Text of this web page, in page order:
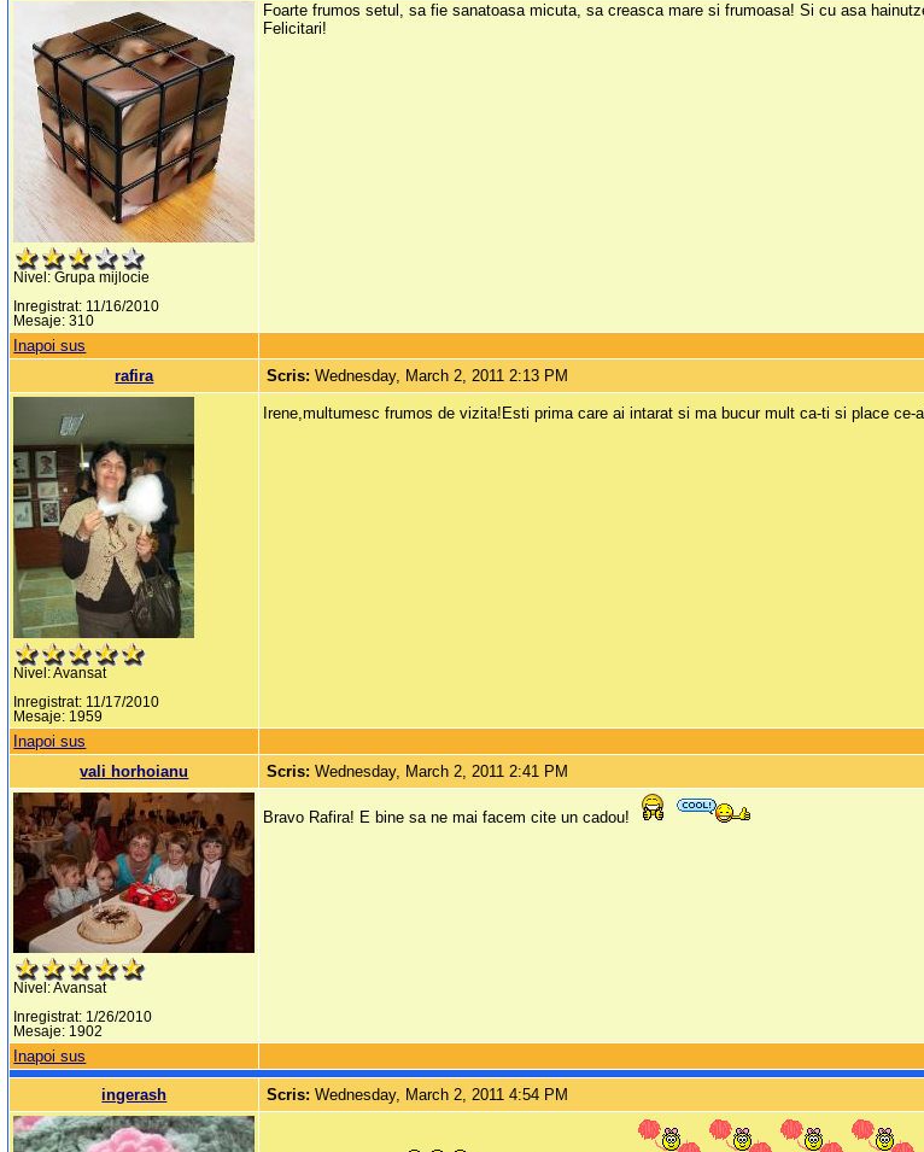
Nivel: Grupa mijlocie
Inregistrat: 11/16/2010
Mesaje: 310
Foarte frumos setul, sa fie sanatoasa micuta, sa creasca mare si frumoasa! Si cu asa
Felicitari!
Inapoi sus
rafira
Scris:Wednesday, March 2, 2011 2:13 PM
Nivel: Avansat
Inregistrat: 11/17/2010
Mesaje: 1959
Irene,multumesc frumos de vizita!Esti prima care ai intarat si ma bucur mult ca-ti si place ce-
Inapoi sus
vali horhoianu
Scris:Wednesday, March 2, 2011 2:41 PM
Nivel: Avansat
Inregistrat: 1/26/2010
Mesaje: 1902
Bravo Rafira! E bine sa ne mai facem cite un cadou!
Inapoi sus
ingerash Scris:Wednesday, March 2, 2011 4:54 PM